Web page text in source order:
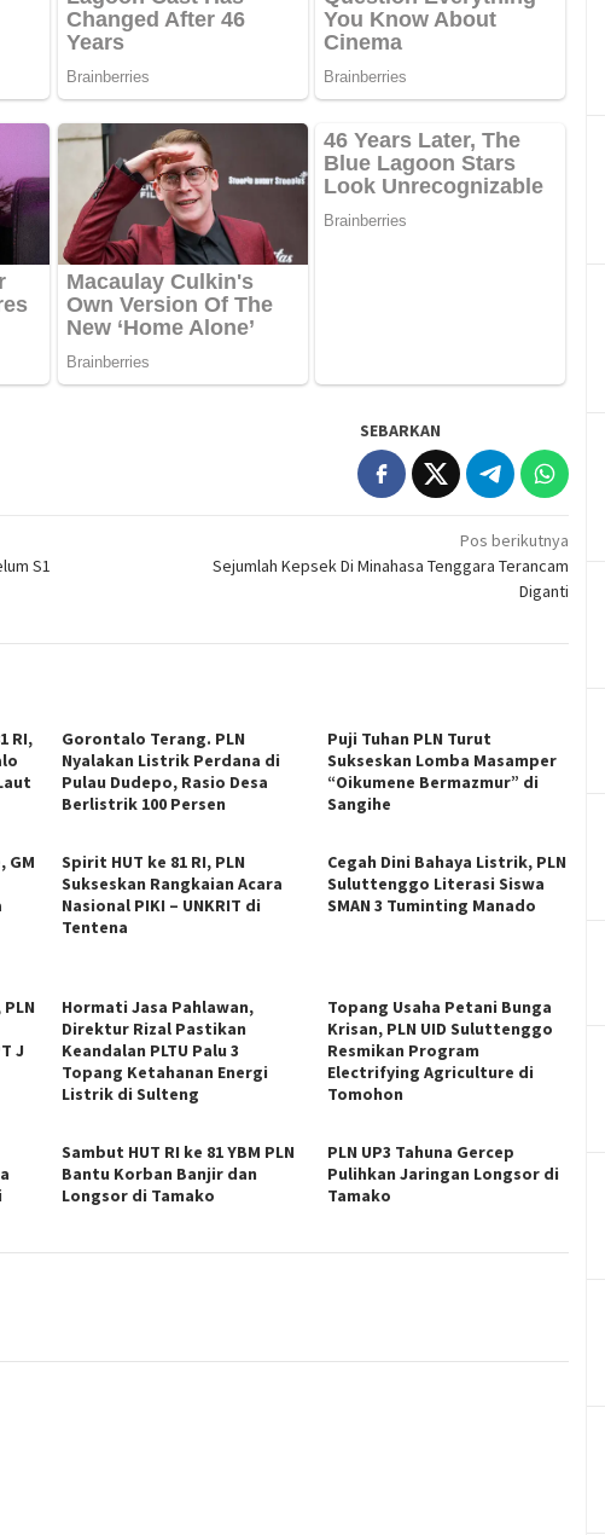
SEBARKAN
S1
Pos berikutnya
Sejumlah Kepsek Di Minahasa Tenggara Terancam
Diganti
RI,
Gorontalo Terang. PLN
Nyalakan Listrik Perdana di
Pulau Dudepo, Rasio Desa
Berlistrik 100 Persen
Puji Tuhan PLN Turut
Sukseskan Lomba Masamper
“Oikumene Bermazmur” di
Sangihe
GM
Spirit HUT ke 81 RI, PLN
Sukseskan Rangkaian Acara
Nasional PIKI – UNKRIT di
Tentena
Cegah Dini Bahaya Listrik, PLN
Suluttenggo Literasi Siswa
SMAN 3 Tuminting Manado
J
Hormati Jasa Pahlawan,
Direktur Rizal Pastikan
Keandalan PLTU Palu 3
Topang Ketahanan Energi
Listrik di Sulteng
Topang Usaha Petani Bunga
Krisan, PLN UID Suluttenggo
Resmikan Program
Electrifying Agriculture di
Tomohon
Sambut HUT RI ke 81 YBM PLN
Bantu Korban Banjir dan
Longsor di Tamako
PLN UP3 Tahuna Gercep
Pulihkan Jaringan Longsor di
Tamako